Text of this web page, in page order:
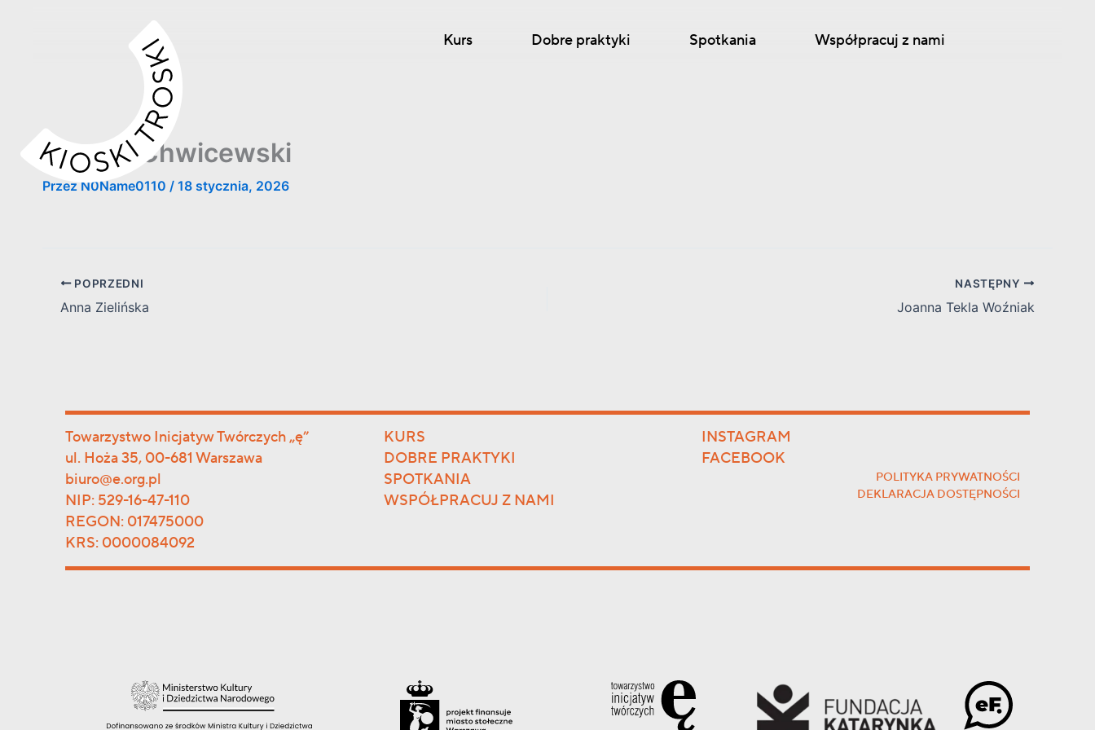
Kurs Dobre praktyki Spotkania Współpracuj z nami
Cezary Chwicewski
Przez N0Name0110 / 18 stycznia, 2026
POPRZEDNI
Anna Zielińska
NASTĘPNY
Joanna Tekla Woźniak
Towarzystwo Inicjatyw Twórczych „ę”
ul. Hoża 35, 00-681 Warszawa
biuro@e.org.pl
NIP: 529-16-47-110
REGON: 017475000
KRS: 0000084092
KURS
DOBRE PRAKTYKI
SPOTKANIA
WSPÓŁPRACUJ Z NAMI
INSTAGRAM
FACEBOOK
POLITYKA PRYWATNOŚCI
DEKLARACJA DOSTĘPNOŚCI